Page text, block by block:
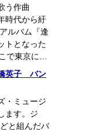
う作曲
時代から紆
ルバム『逢
トとなった
で東京に…
英子 バン
・ミュージ
ます。ジ
と組んだバ